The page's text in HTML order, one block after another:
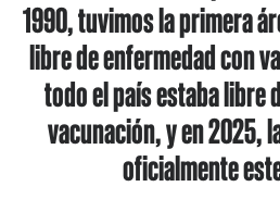
1990, tuvimos la primera
libre de enfermedad con
todo el país estaba libre
vacunación, y en 2025,
oficialmente